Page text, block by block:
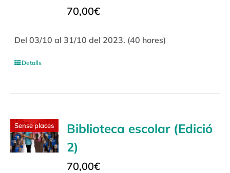
70,00€
Del 03/10 al 31/10 del 2023. (40 hores)
Detalls
Sense places
Biblioteca escolar (Edició
2)
70,00€